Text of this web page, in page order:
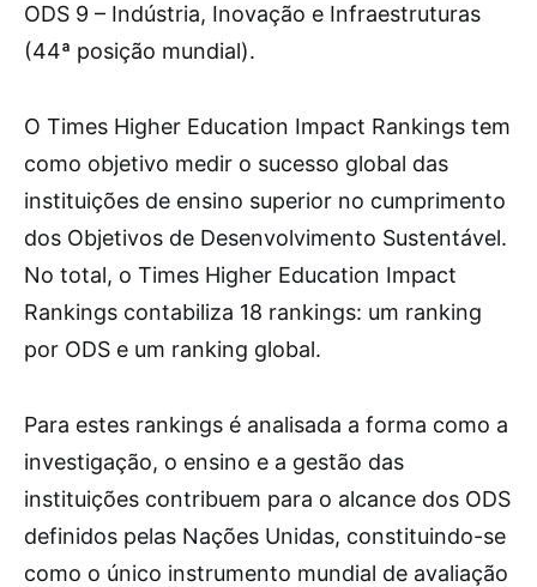
ODS 9 – Indústria, Inovação e Infraestruturas
(44ª posição mundial).
O Times Higher Education Impact Rankings tem
como objetivo medir o sucesso global das
instituições de ensino superior no cumprimento
dos Objetivos de Desenvolvimento Sustentável.
No total, o Times Higher Education Impact
Rankings contabiliza 18 rankings: um ranking
por ODS e um ranking global.
Para estes rankings é analisada a forma como a
investigação, o ensino e a gestão das
instituições contribuem para o alcance dos ODS
definidos pelas Nações Unidas, constituindo-se
como o único instrumento mundial de avaliação